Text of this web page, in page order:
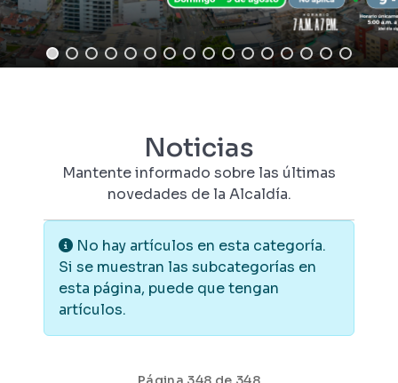
Noticias
Mantente informado sobre las últimas
novedades de la Alcaldía.
Información
No hay artículos en esta categoría.
Si se muestran las subcategorías en
esta página, puede que tengan
artículos.